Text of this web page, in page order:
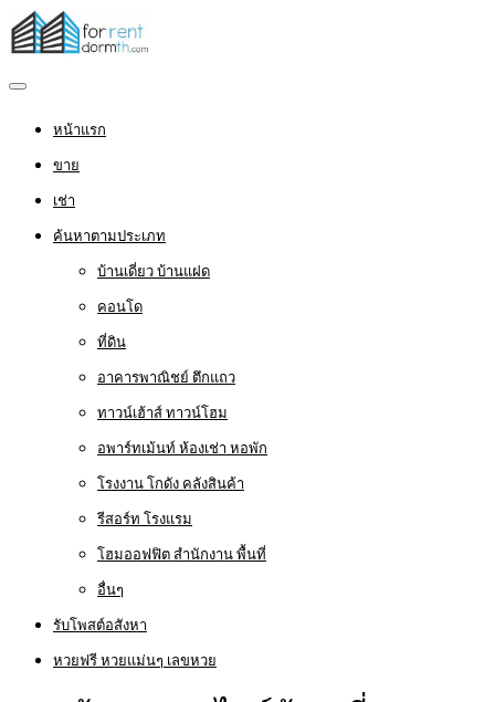
หน้าแรก
ขาย
เช่า
ค้นหาตามประเภท
บ้านเดี่ยว บ้านแฝด
คอนโด
ที่ดิน
อาคารพาณิชย์ ตึกแถว
ทาวน์เฮ้าส์ ทาวน์โฮม
อพาร์ทเม้นท์ ห้องเช่า หอพัก
โรงงาน โกดัง คลังสินค้า
รีสอร์ท โรงแรม
โฮมออฟฟิต สำนักงาน พื้นที่
อื่นๆ
รับโพสต์อสังหา
หวยฟรี หวยแม่นๆ เลขหวย